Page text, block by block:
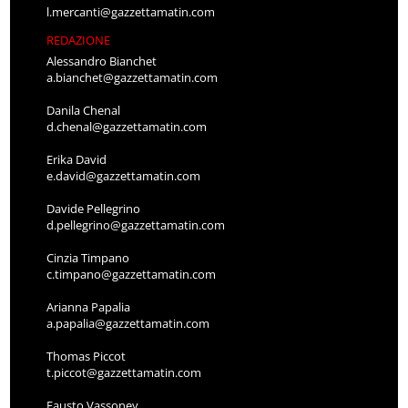
l.mercanti@gazzettamatin.com
REDAZIONE
Alessandro Bianchet
a.bianchet@gazzettamatin.com
Danila Chenal
d.chenal@gazzettamatin.com
Erika David
e.david@gazzettamatin.com
Davide Pellegrino
d.pellegrino@gazzettamatin.com
Cinzia Timpano
c.timpano@gazzettamatin.com
Arianna Papalia
a.papalia@gazzettamatin.com
Thomas Piccot
t.piccot@gazzettamatin.com